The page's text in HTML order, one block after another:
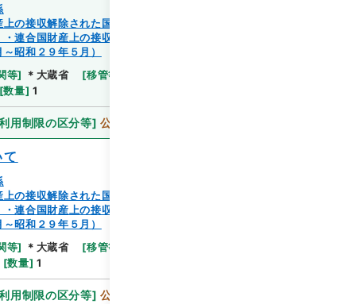
の接収解除された国有の家屋等の譲渡又は除去（蔵管
連合国財産上の接収解除された国有の家屋等の譲渡又
昭和２９年５月）
等] ＊大蔵省 [移管等年度
[数量] 1
用制限の区分等] 公開
の接収解除された国有の家屋等の譲渡又は除去（蔵管
連合国財産上の接収解除された国有の家屋等の譲渡又
昭和２９年５月）
等] ＊大蔵省 [移管等年度
[数量] 1
用制限の区分等] 公開